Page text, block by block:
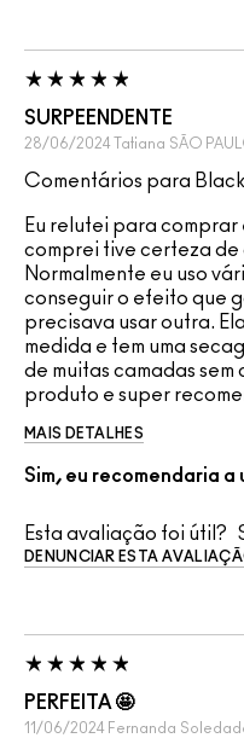
SURPEENDENTE
28/06/2024 Tatiana SÃO
Comentários para
Eu relutei para comprar
comprei tive certeza de
Normalmente eu uso
conseguir o efeito que
precisava usar outra.
medida e tem uma
de muitas camadas sem
produto e super
MAIS DETALHES
Sim, eu recomendaria a
Esta avaliação foi útil?
DENUNCIAR ESTA
PERFEITA 🤩
11/06/2024 Fernanda